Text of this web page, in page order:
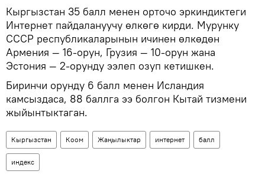
Кыргызстан 35 балл менен орточо эркиндиктеги
Интернет пайдалануучу өлкөгө кирди. Мурунку
СССР республикаларынын ичинен өлкөдөн
Армения — 16-орун, Грузия — 10-орун жана
Эстония — 2-орунду ээлеп озуп кетишкен.
Биринчи орунду 6 балл менен Исландия
камсыздаса, 88 баллга ээ болгон Кытай тизмени
жыйынтыктаган.
Кыргызстан Коом Жаңылыктар интернет балл
индекс